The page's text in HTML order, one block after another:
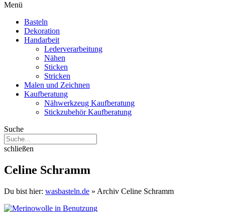
Menü
Basteln
Dekoration
Handarbeit
Lederverarbeitung
Nähen
Sticken
Stricken
Malen und Zeichnen
Kaufberatung
Nähwerkzeug Kaufberatung
Stickzubehör Kaufberatung
Suche
schließen
Celine Schramm
Du bist hier: wasbasteln.de » Archiv Celine Schramm